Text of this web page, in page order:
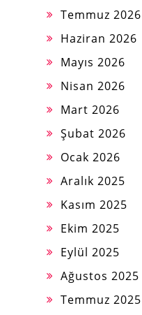
Temmuz 2026
Haziran 2026
Mayıs 2026
Nisan 2026
Mart 2026
Şubat 2026
Ocak 2026
Aralık 2025
Kasım 2025
Ekim 2025
Eylül 2025
Ağustos 2025
Temmuz 2025